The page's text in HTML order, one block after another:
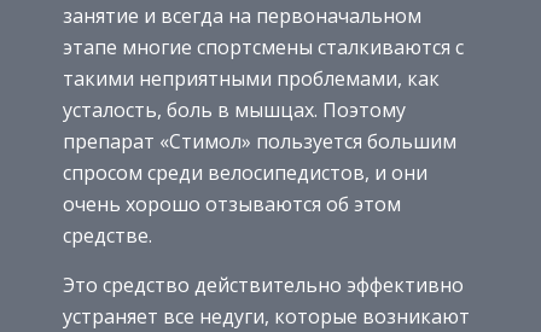
занятие и всегда на первоначальном
этапе многие спортсмены сталкиваются с
такими неприятными проблемами, как
усталость, боль в мышцах. Поэтому
препарат «Стимол» пользуется большим
спросом среди велосипедистов, и они
очень хорошо отзываются об этом
средстве.
Это средство действительно эффективно
устраняет все недуги, которые возникают